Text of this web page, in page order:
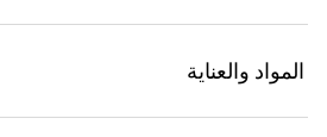
المواد والعناية